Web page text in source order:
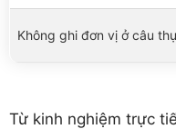
Không ghi đơn vị ở câu
Từ kinh nghiệm trực